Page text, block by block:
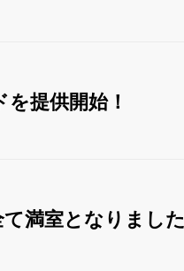
提供開始！
満室となりました